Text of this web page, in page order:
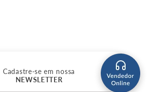
Cadastre-se em nossa
NEWSLETTER